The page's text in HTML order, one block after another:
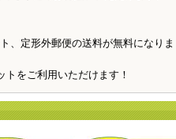
、定形外郵便の送料が無料になりま
をご利用いただけます！